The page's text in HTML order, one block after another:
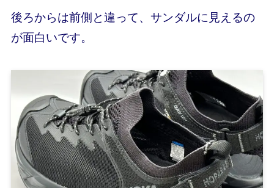
後ろからは前側と違って、サンダルに見えるの
が面白いです。